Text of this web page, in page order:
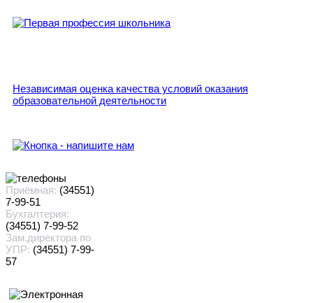
Независимая оценка качества условий оказания
образовательной деятельности
Приёмная: (34551)
7-99-51
Бухгалтерия:
(34551) 7-99-52
Зам.директора по
УПР: (34551) 7-99-
57